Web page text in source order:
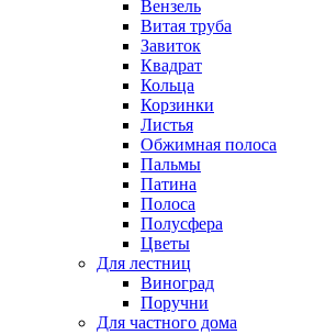
Вензель
Витая труба
Завиток
Квадрат
Кольца
Корзинки
Листья
Обжимная полоса
Пальмы
Патина
Полоса
Полусфера
Цветы
Для лестниц
Виноград
Поручни
Для частного дома